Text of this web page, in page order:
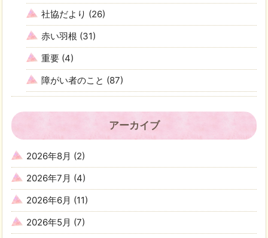
社協だより (26)
赤い羽根 (31)
重要 (4)
障がい者のこと (87)
アーカイブ
2026年8月 (2)
2026年7月 (4)
2026年6月 (11)
2026年5月 (7)